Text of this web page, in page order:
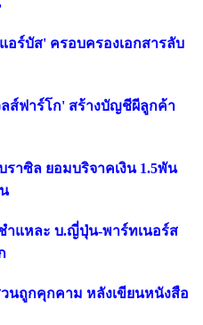
ร์บัส' ครอบครองเอกสารลับ
ส์ฟาร์โก' สร้างบัญชีผีลูกค้า
าซิล ยอมบริจาคเงิน 1.5พัน
ำแหละ บ.ญี่ปุ่น-พาร์ทเนอร์ส
นถูกคุกคาม หลังเขียนหนังสือ